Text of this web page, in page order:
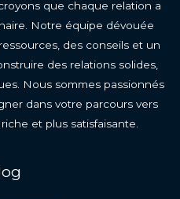
que chaque relation a
Notre équipe dévouée
des conseils et un
des relations solides,
Nous sommes passionnés
dans votre parcours vers
et plus satisfaisante.